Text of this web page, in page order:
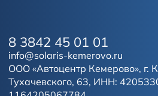
ООО «Автоцентр Кемерово», г.
Тухачевского, 63, ИНН:
8 3842 45 01 01
info@solaris-kemerovo.ru